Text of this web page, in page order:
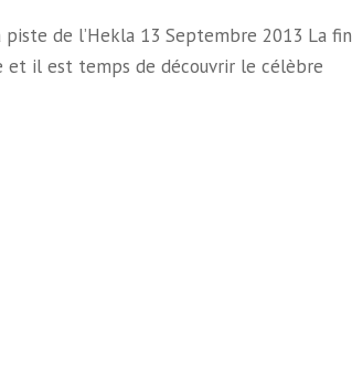
piste de l’Hekla 13 Septembre 2013 La fin
et il est temps de découvrir le célèbre